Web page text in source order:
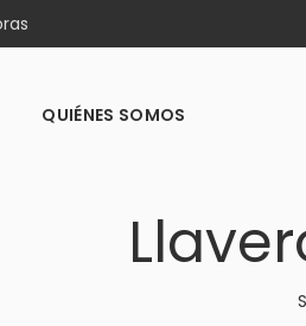
QUIÉNES SOMOS